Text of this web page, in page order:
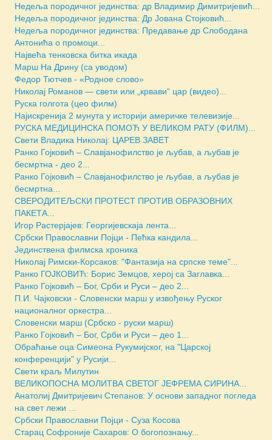
Недеља породичног јединства: др Владимир Димитријевић...
Недеља породичног јединства: Др Јована Стојковић...
Недеља породичног јединства: Предавање др Слободана
Антонића о промоци...
Највећа тенковска битка икада
Марш На Дрину (са уводом)
Федор Тютчев - «Родное слово»
Николај Романов — свети или „крвави“ цар (видео)...
Руска голгота (цео филм)
Најискренија 2 мунута у историји америчке телевизије...
РУСКА МЕДИЦИНСКА ПОМОЋ У ВЕЛИКОМ РАТУ (ФИЛМ)...
Свети Владика Николај: ЦАРЕВ ЗАВЕТ
Ранко Гојковић – Славјанофилство је љубав, а љубав је
бесмртна - део 2...
Ранко Гојковић – Славјанофилство је љубав, а љубав је
бесмртна...
СВЕРОДИТЕЉСКИ ПРОТЕСТ ПРОТИВ ОБРАЗОВНИХ
ПАКЕТА...
Игор Растерјајев: Георгијевскаја лента...
Србски Православни Појци - Пећка кандила...
Jединствена филмска хроника
Николај Римски-Корсаков: "Фантазија на српске теме"...
Ранко ГОЈКОВИЋ: Борис Земцов, херој са Заглавка...
Ранко Гојковић – Бог, Срби и Руси – део 2...
П.И. Чајковски - Словенски марш у извођењу Руског
националног оркестра...
Словенски марш (Србско - руски марш)
Ранко Гојковић – Бог, Срби и Руси – део 1...
Обраћање оца Симеона Рукумијског, на "Царској
конференцији" у Русији...
Свети краљ Милутин
ВЕЛИКОПОСНА МОЛИТВА СВЕТОГ ЈЕФРЕМА СИРИНА...
Анатолиј Дмитријевич Степанов: У основи западног погледа
на свет лежи ...
Србски Православни Појци - Суза Косова
Старац Софроније Сахаров: О богопознању...